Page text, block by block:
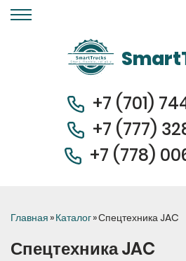
Перейти к основному содержанию
+7 (701)
+7 (777)
+7 (778)
Вы здесь
Главная »Каталог»Спецтехника JAC
Спецтехника JAC